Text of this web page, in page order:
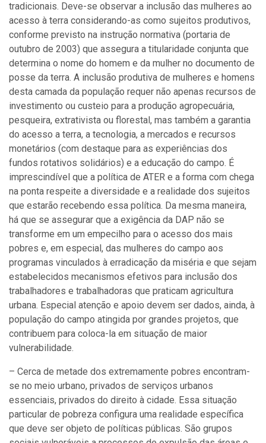
tradicionais. Deve-se observar a inclusão das mulheres ao
acesso à terra considerando-as como sujeitos produtivos,
conforme previsto na instrução normativa (portaria de
outubro de 2003) que assegura a titularidade conjunta que
determina o nome do homem e da mulher no documento de
posse da terra. A inclusão produtiva de mulheres e homens
desta camada da população requer não apenas recursos de
investimento ou custeio para a produção agropecuária,
pesqueira, extrativista ou florestal, mas também a garantia
do acesso a terra, a tecnologia, a mercados e recursos
monetários (com destaque para as experiências dos
fundos rotativos solidários) e a educação do campo. É
imprescindível que a política de ATER e a forma com chega
na ponta respeite a diversidade e a realidade dos sujeitos
que estarão recebendo essa política. Da mesma maneira,
há que se assegurar que a exigência da DAP não se
transforme em um empecilho para o acesso dos mais
pobres e, em especial, das mulheres do campo aos
programas vinculados à erradicação da miséria e que sejam
estabelecidos mecanismos efetivos para inclusão dos
trabalhadores e trabalhadoras que praticam agricultura
urbana. Especial atenção e apoio devem ser dados, ainda, à
população do campo atingida por grandes projetos, que
contribuem para coloca-la em situação de maior
vulnerabilidade.
– Cerca de metade dos extremamente pobres encontram-
se no meio urbano, privados de serviços urbanos
essenciais, privados do direito à cidade. Essa situação
particular de pobreza configura uma realidade específica
que deve ser objeto de políticas públicas. São grupos